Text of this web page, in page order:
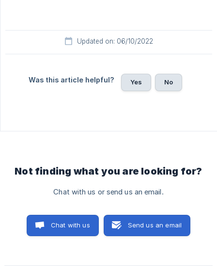
Updated on: 06/10/2022
Was this article helpful? Yes No
Not finding what you are looking for?
Chat with us or send us an email.
Chat with us Send us an email